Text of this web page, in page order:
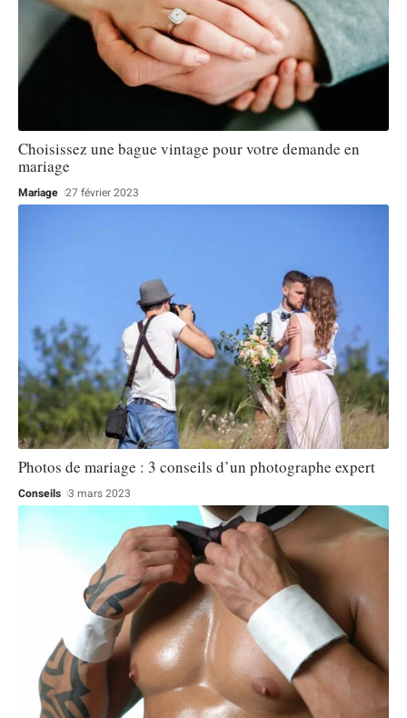
Choisissez une bague vintage pour votre demande en
mariage
Mariage 27 février 2023
Photos de mariage : 3 conseils d’un photographe expert
Conseils 3 mars 2023